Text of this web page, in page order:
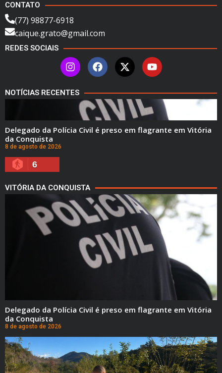
CONTATO
(77) 98877-6918
caique.grato@gmail.com
REDES SOCIAIS
NOTÍCIAS RECENTES
Delegado da Polícia Civil é preso em flagrante em Vitória
da Conquista
8 de agosto de 2026
6
VITÓRIA DA CONQUISTA
Delegado da Polícia Civil é preso em flagrante em Vitória
da Conquista
8 de agosto de 2026